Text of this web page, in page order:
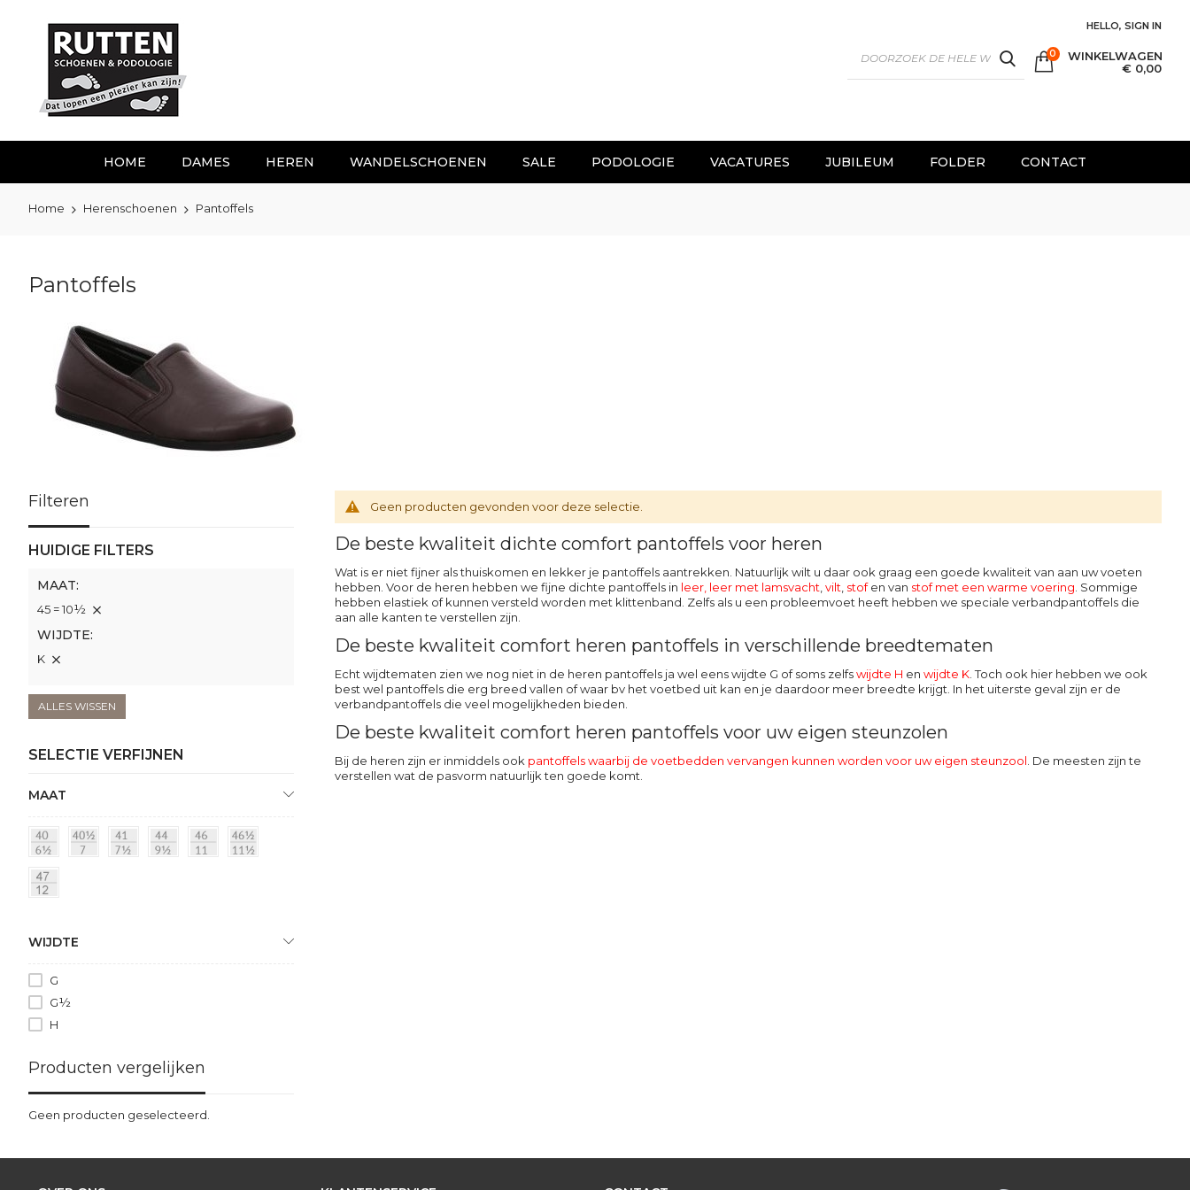
inhoud
HELLO, SIGN IN
SEARCH WINKELWAGEN
€ 0,00
0
HOME DAMES HEREN WANDELSCHOENEN SALE PODOLOGIE VACATURES JUBILEUM FOLDER CONTACT
Home Herenschoenen Pantoffels
Pantoffels
Geen producten gevonden voor deze selectie.
De beste kwaliteit dichte comfort pantoffels voor heren
Wat is er niet fijner als thuiskomen en lekker je pantoffels aantrekken. Natuurlijk wilt u daar ook graag een goede kwaliteit van aan uw voeten
hebben. Voor de heren hebben we fijne dichte pantoffels in leer, leer met lamsvacht vilt stofen van stof met een warme voering . Sommige
hebben elastiek of kunnen versteld worden met klittenband. Zelfs als u een probleemvoet heeft hebben we speciale verbandpantoffels die
aan alle kanten te verstellen zijn.
De beste kwaliteit comfort heren pantoffels in verschillende breedtematen
Echt wijdtematen zien we nog niet in de heren pantoffels ja wel eens wijdte G of soms zelfswijdte H en wijdte K. Toch ook hier hebben we ook
best wel pantoffels die erg breed vallen of waar bv het voetbed uit kan en je daardoor meer breedte krijgt. In het uiterste geval zijn er de
verbandpantoffels die veel mogelijkheden bieden.
De beste kwaliteit comfort heren pantoffels voor uw eigen steunzolen
Bij de heren zijn er inmiddels ook pantoffels waarbij de voetbedden vervangen kunnen worden voor uw eigen steunzool . De meesten zijn te
verstellen wat de pasvorm natuurlijk ten goede komt.
Filteren
HUIDIGE FILTERS
MAAT
45 = 10½
WIJDTE
K
ALLES WISSEN
SELECTIE VERFIJNEN
MAAT
WIJDTE
G
G½
H
Producten vergelijken
Geen producten geselecteerd.